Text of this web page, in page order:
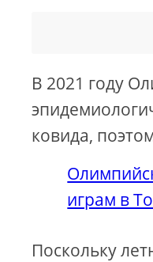
В 2021 году
ковида,
играм в
Поскольку